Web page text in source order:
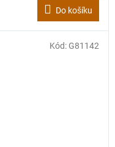
Do košíku
Kód: G81142